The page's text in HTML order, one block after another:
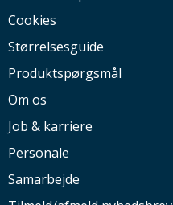
Cookies
Størrelsesguide
Produktspørgsmål
Om os
Job & karriere
Personale
Samarbejde